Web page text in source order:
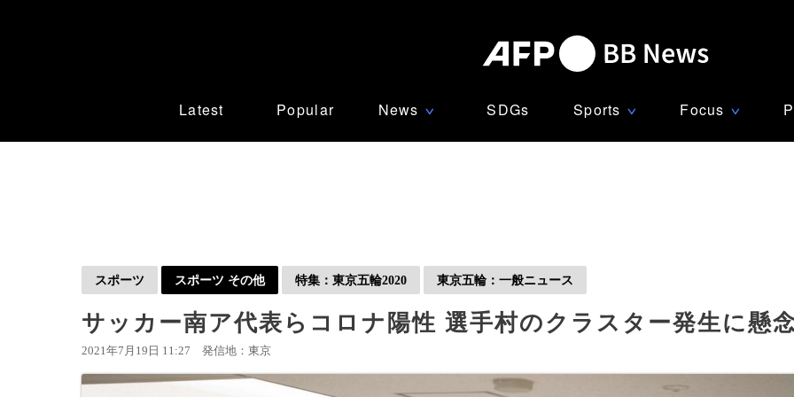
Latest Popular News ∨ SDGs Sports ∨ Focus ∨
スポーツ スポーツ その他 特集：東京五輪2020 東京五輪：一般ニュース
サッカー南ア代表らコロナ陽性 選手村のクラスター発生に懸
2021年7月19日 11:27 発信地：東京